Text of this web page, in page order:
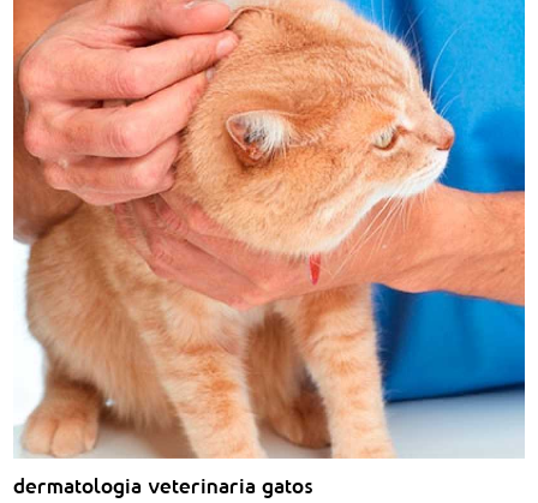
dermatologia veterinaria gatos